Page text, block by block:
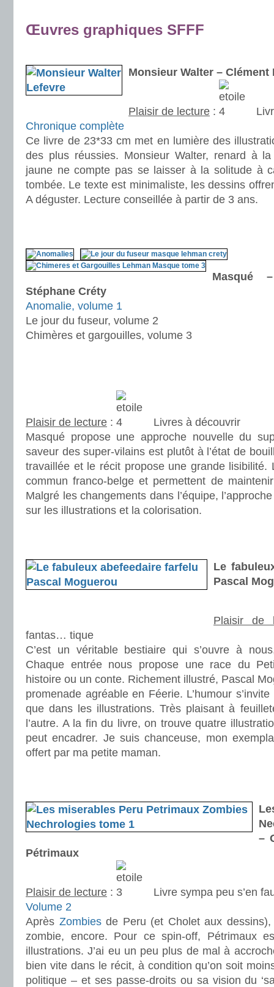
Œuvres graphiques SFFF
Monsieur Walter – Clément
Plaisir de lecture :
Chronique complète
Ce livre de 23*33 cm met en lumière des
des plus réussies. Monsieur Walter, renard à
jaune ne compte pas se laisser à la solitude à
tombée. Le texte est minimaliste, les dessins
A déguster. Lecture conseillée à partir de 3 ans.
Masqué
Stéphane Créty
Anomalie, volume 1
Le jour du fuseur, volume 2
Chimères et gargouilles, volume 3
Plaisir de lecture :
Livres à découvrir
Masqué propose une approche nouvelle du
saveur des super-vilains est plutôt à l’état de
travaillée et le récit propose une grande lisibilité.
commun franco-belge et permettent de
Malgré les changements dans l’équipe,
sur les illustrations et la colorisation.
Le
Pascal
Plaisir de
fantas… tique
C’est un véritable bestiaire qui s’ouvre à
Chaque entrée nous propose une race du
histoire ou un conte. Richement illustré, Pascal
promenade agréable en Féerie. L’humour
que dans les illustrations. Très plaisant à
l’autre. A la fin du livre, on trouve quatre
peut encadrer. Je suis chanceuse, mon
offert par ma petite maman.
–
Pétrimaux
Plaisir de lecture :
Livre sympa peu s’en
Volume 2
Après Zombiesde Peru (et Cholet aux
zombie, encore. Pour ce spin-off, Pétrimaux
illustrations. J’ai eu un peu plus de mal à
bien vite dans le récit, à condition qu’on soit
politique – et ses passe-droits ou sa vision du